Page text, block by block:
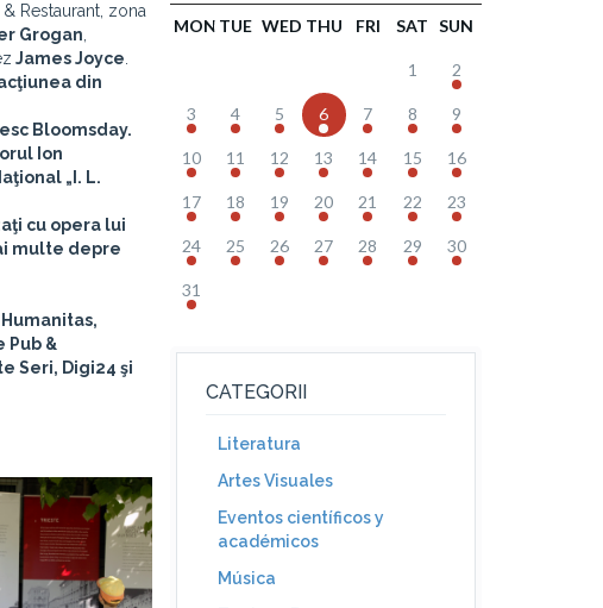
Restaurant, zona
Grogan
James Joyce
din
Bloomsday.
Ion
„I. L.
cu opera lui
multe depre
Pub &
Seri, Digi24 şi
MON TUE WED THU FRI SAT SUN
1 2
3 4 5 6 7 8 9
10 11 12 13 14 15 16
17 18 19 20 21 22 23
24 25 26 27 28 29 30
31
CATEGORII
Literatura
Artes Visuales
Eventos científicos y
académicos
Música